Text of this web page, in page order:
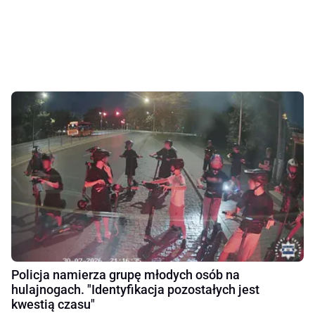
Policja namierza grupę młodych osób na
hulajnogach. "Identyfikacja pozostałych jest
kwestią czasu"